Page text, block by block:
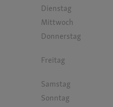
Dienstag
Mittwoch
Donnerstag
Freitag
Samstag
Sonntag